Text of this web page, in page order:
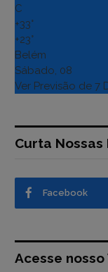
C
+33°
+23°
Belém
Sábado, 08
Ver Previsão de 7
Curta Nossas
Facebook
Acesse